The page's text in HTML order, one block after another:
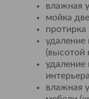
влажная
мойка
протирка
удаление
(высотой
удаление
влажная